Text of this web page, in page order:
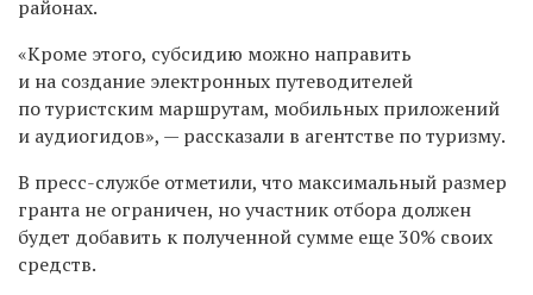
районах.
«Кроме этого, субсидию можно направить
и на создание электронных путеводителей
по туристским маршрутам, мобильных приложений
и аудиогидов», — рассказали в агентстве по туризму.
В пресс-службе отметили, что максимальный размер
гранта не ограничен, но участник отбора должен
будет добавить к полученной сумме еще 30% своих
средств.